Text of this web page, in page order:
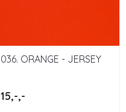
036. ORANGE - JERSEY
15,-,-